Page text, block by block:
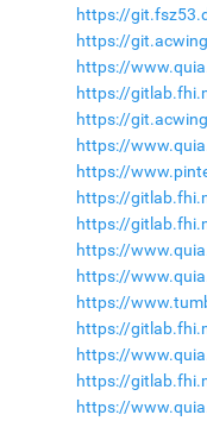
https://
https://
https://
https://
https://
https://
https://
https://
https://
https://
https://
https://
https://
https://
https://
https://